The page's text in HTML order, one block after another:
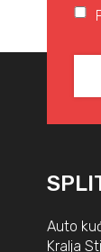
Auto
Kralja